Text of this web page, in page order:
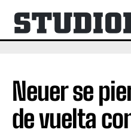
Neuer se
de vuelta